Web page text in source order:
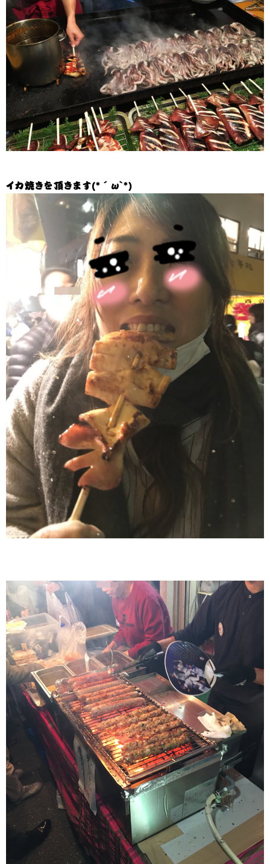
イカ焼きを頂きます(*´ω`*)